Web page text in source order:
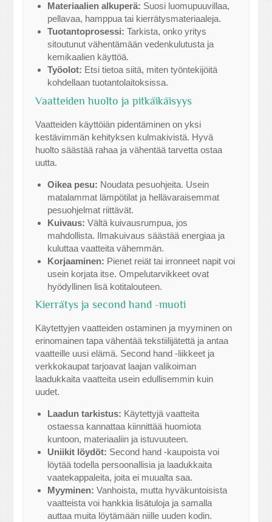
Materiaalien alkuperä: Suosi luomupuuvillaa,
pellavaa, hamppua tai kierrätysmateriaaleja.
Tuotantoprosessi: Tarkista, onko yritys
sitoutunut vähentämään vedenkulutusta ja
kemikaalien käyttöä.
Työolot: Etsi tietoa siitä, miten työntekijöitä
kohdellaan tuotantolaitoksissa.
Vaatteiden huolto ja pitkäikäisyys
Vaatteiden käyttöiän pidentäminen on yksi
kestävimmän kehityksen kulmakivistä. Hyvä
huolto säästää rahaa ja vähentää tarvetta ostaa
uutta.
Oikea pesu: Noudata pesuohjeita. Usein
matalammat lämpötilat ja hellävaraisemmat
pesuohjelmat riittävät.
Kuivaus: Vältä kuivausrumpua, jos
mahdollista. Ilmakuivaus säästää energiaa ja
kuluttaa vaatteita vähemmän.
Korjaaminen: Pienet reiät tai irronneet napit voi
usein korjata itse. Ompelutarvikkeet ovat
hyödyllinen lisä kotitalouteen.
Kierrätys ja second hand -muoti
Käytettyjen vaatteiden ostaminen ja myyminen on
erinomainen tapa vähentää tekstiilijätettä ja antaa
vaatteille uusi elämä. Second hand -liikkeet ja
verkkokaupat tarjoavat laajan valikoiman
laadukkaita vaatteita usein edullisemmin kuin
uudet.
Laadun tarkistus: Käytettyjä vaatteita
ostaessa kannattaa kiinnittää huomiota
kuntoon, materiaaliin ja istuvuuteen.
Uniikit löydöt: Second hand -kaupoista voi
löytää todella persoonallisia ja laadukkaita
vaatekappaleita, joita ei muualta saa.
Myyminen: Vanhoista, mutta hyväkuntoisista
vaatteista voi hankkia lisätuloja ja samalla
auttaa muita löytämään niille uuden kodin.